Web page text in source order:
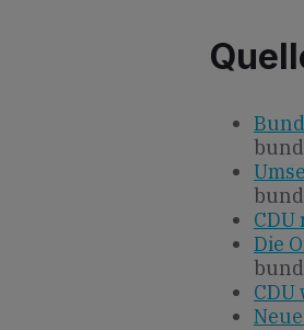
Die